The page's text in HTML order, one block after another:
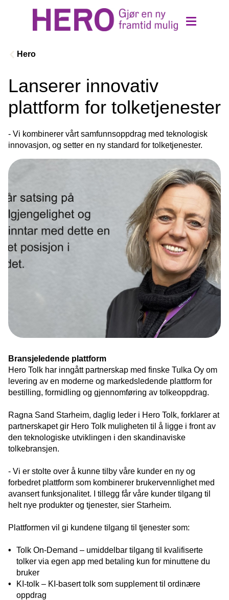
Bestill tolk
Om oss
Innovasjon og samfunnspåvirkning
Kontakt
Hero
Lanserer innovativ
plattform for tolketjenester
- Vi kombinerer vårt samfunnsoppdrag med teknologisk
innovasjon, og setter en ny standard for tolketjenester.
Bransjeledende plattform
Hero Tolk har inngått partnerskap med finske Tulka Oy om
levering av en moderne og markedsledende plattform for
bestilling, formidling og gjennomføring av tolkeoppdrag.
Ragna Sand Starheim, daglig leder i Hero Tolk, forklarer at
partnerskapet gir Hero Tolk muligheten til å ligge i front av
den teknologiske utviklingen i den skandinaviske
tolkebransjen.
- Vi er stolte over å kunne tilby våre kunder en ny og
forbedret plattform som kombinerer brukervennlighet med
avansert funksjonalitet. I tillegg får våre kunder tilgang til
helt nye produkter og tjenester, sier Starheim.
Plattformen vil gi kundene tilgang til tjenester som:
Tolk On-Demand – umiddelbar tilgang til kvalifiserte
tolker via egen app med betaling kun for minuttene du
bruker
KI-tolk – KI-basert tolk som supplement til ordinære
oppdrag